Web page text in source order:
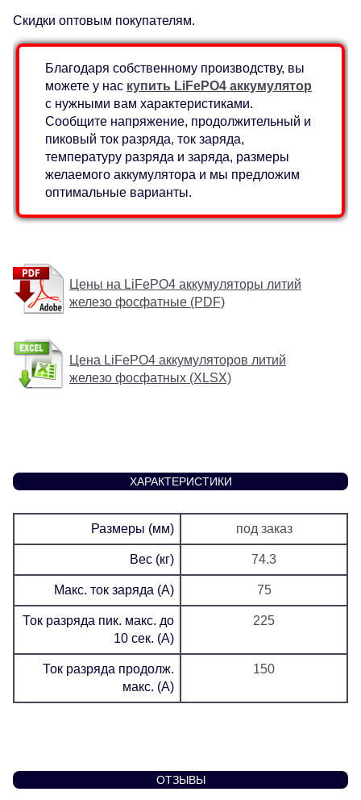
Скидки оптовым покупателям.
Благодаря собственному производству, вы
можете у нас купить LiFePO4 аккумулятор
с нужными вам характеристиками.
Сообщите напряжение, продолжительный и
пиковый ток разряда, ток заряда,
температуру разряда и заряда, размеры
желаемого аккумулятора и мы предложим
оптимальные варианты.
Цены на LiFePO4 аккумуляторы литий
железо фосфатные (PDF)
Цена LiFePO4 аккумуляторов литий
железо фосфатных (XLSX)
ХАРАКТЕРИСТИКИ
Размеры (мм) под заказ
Вес (кг) 74.3
Макс. ток заряда (А) 75
Ток разряда пик. макс. до
10 сек. (А)
225
Ток разряда продолж.
макс. (А)
150
ОТЗЫВЫ